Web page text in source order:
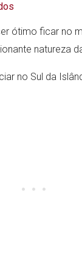
ótimo ficar no
natureza